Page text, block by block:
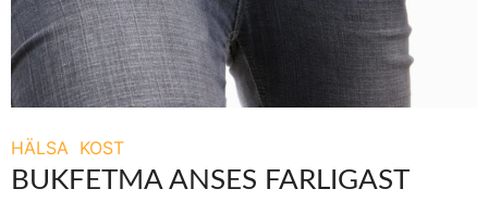
HÄLSA KOST
BUKFETMA ANSES FARLIGAST